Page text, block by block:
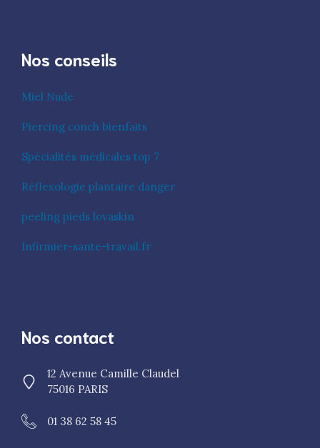
Nos conseils
Miel Nude
Piercing conch bienfaits
Spécialités médicales top 7
Réflexologie plantaire danger
peeling pieds lovaskin
Infirmier-sante-travail.fr
Nos contact
12 Avenue Camille Claudel
75016 PARIS
01 38 62 58 45